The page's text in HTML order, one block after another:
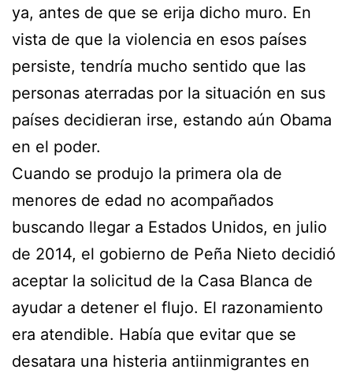
ya, antes de que se erija dicho muro. En
vista de que la violencia en esos países
persiste, tendría mucho sentido que las
personas aterradas por la situación en sus
países decidieran irse, estando aún Obama
en el poder.
Cuando se produjo la primera ola de
menores de edad no acompañados
buscando llegar a Estados Unidos, en julio
de 2014, el gobierno de Peña Nieto decidió
aceptar la solicitud de la Casa Blanca de
ayudar a detener el flujo. El razonamiento
era atendible. Había que evitar que se
desatara una histeria antiinmigrantes en